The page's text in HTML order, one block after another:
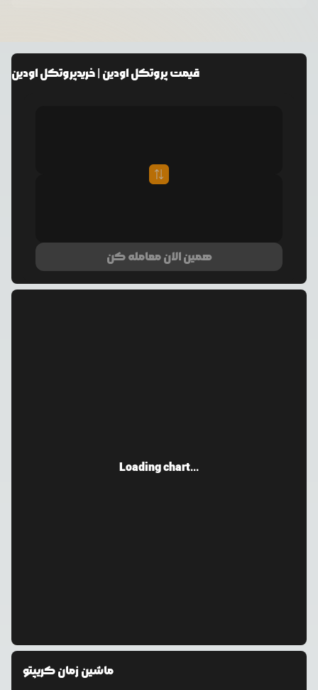
قیمتپروتکل اودین | خریدپروتکل اودین
همین الان معامله کن
Loading chart...
ماشین زمان کریپتو